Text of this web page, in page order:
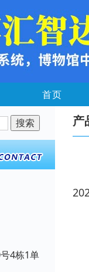
首页
4栋1单
产